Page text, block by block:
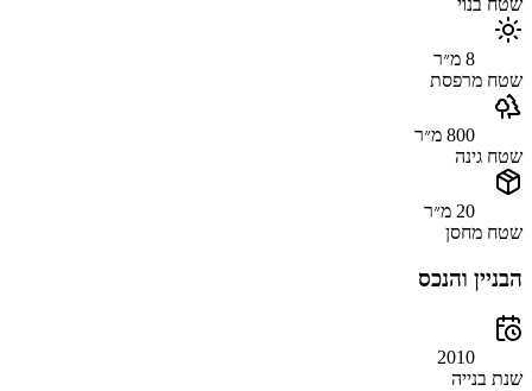
שטח בנוי
8 מ״ר
שטח מרפסת
800 מ״ר
שטח גינה
20 מ״ר
שטח מחסן
הבניין והנכס
2010
שנת בנייה